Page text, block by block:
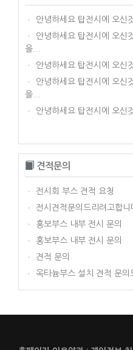
•
안녕하세요 탑전시에 오신
•
안녕하세요 탑전시에 오신
을...
•
안녕하세요 탑전시에 오신
•
안녕하세요 탑전시에 오신
을...
•
안녕하세요 탑전시에 오신
견적문의
• 전시회 부스 견적 요청
• 전시견적문의드리려고합니
• 홍보부스 내부 전시 문의
• 홍보부스 내부 전시 문의
• 견적 문의
•
옥타늄부스 설치 견적 문의